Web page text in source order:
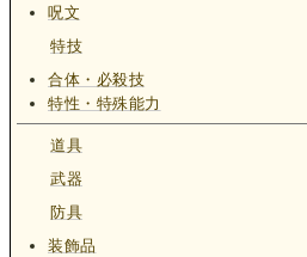
呪文
特技
合体・必殺技
特性・特殊能力
道具
武器
防具
装飾品